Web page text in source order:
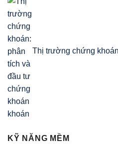
Thị trường chứng
khoán
KỸ NĂNG MỀM